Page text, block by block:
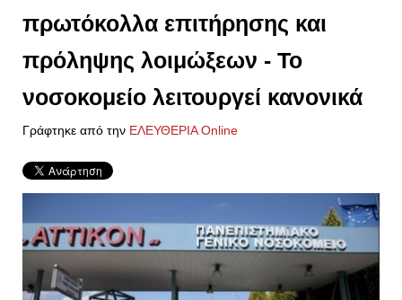
πρωτόκολλα επιτήρησης και
πρόληψης λοιμώξεων - Το
νοσοκομείο λειτουργεί κανονικά
Γράφτηκε από την ΕΛΕΥΘΕΡΙΑ Online